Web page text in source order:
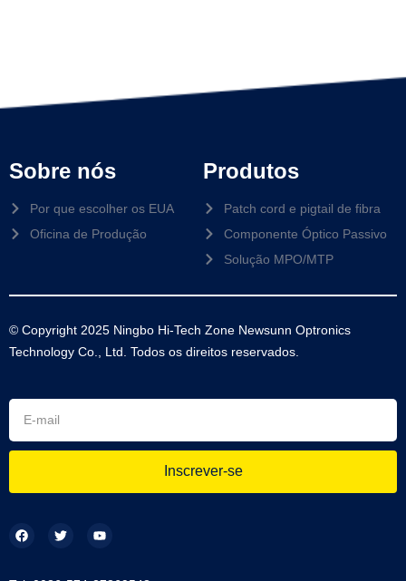
Sobre nós
Por que escolher os EUA
Oficina de Produção
Produtos
Patch cord e pigtail de fibra
Componente Óptico Passivo
Solução MPO/MTP
© Copyright 2025 Ningbo Hi-Tech Zone Newsunn Optronics
Technology Co., Ltd. Todos os direitos reservados.
Inscrever-se